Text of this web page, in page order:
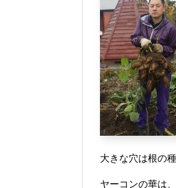
大きな穴は根の
ヤーコンの華は